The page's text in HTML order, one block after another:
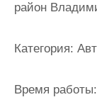
район
Категория:
Время работы: